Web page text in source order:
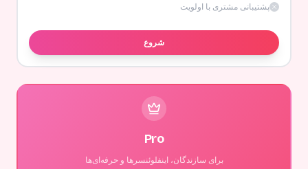
پشتیبانی مشتری با اولویت
شروع
Pro
برای سازندگان، اینفلوئنسرها و حرفه‌ای‌ها